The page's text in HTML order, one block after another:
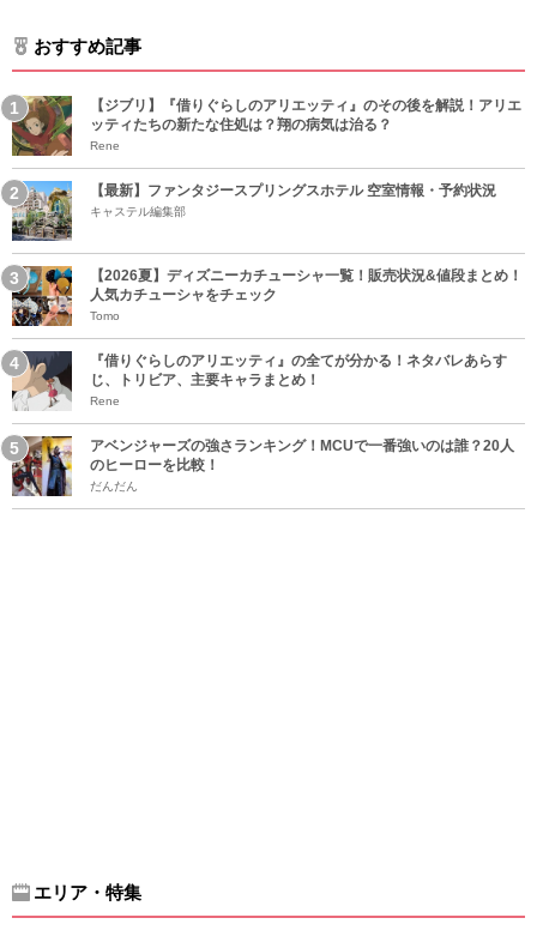
おすすめ記事
【ジブリ】『借りぐらしのアリエッティ』のその後を解説！アリエ
ッティたちの新たな住処は？翔の病気は治る？
Rene
【最新】ファンタジースプリングスホテル 空室情報・予約状況
キャステル編集部
【2026夏】ディズニーカチューシャ一覧！販売状況&値段まとめ！
人気カチューシャをチェック
Tomo
『借りぐらしのアリエッティ』の全てが分かる！ネタバレあらす
じ、トリビア、主要キャラまとめ！
Rene
アベンジャーズの強さランキング！MCUで一番強いのは誰？20人
のヒーローを比較！
だんだん
エリア・特集